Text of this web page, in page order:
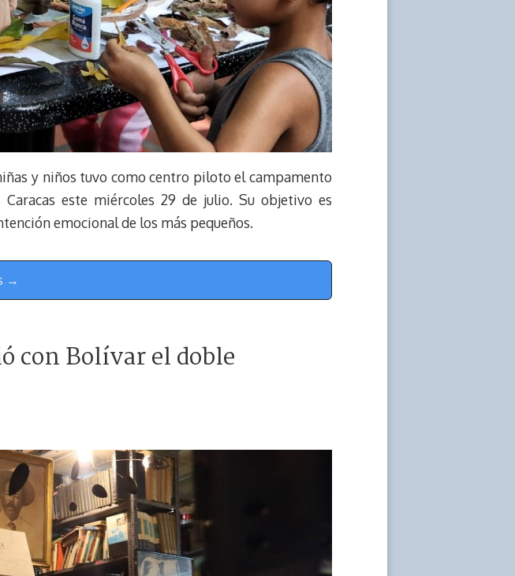
y niños tuvo como centro piloto el campamento
este miércoles 29 de julio. Su objetivo es
emocional de los más pequeños.
→
con Bolívar el doble